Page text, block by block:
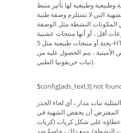
وطبيعية لها تأثير مثبط
التي لا تستلزم وصفة طبية
النشطة مثل الوصفة
أقل ، أو أنها منتجات عشبية
بحتة أو منتجات طبيعية مثل 5-HTP (وهو شكل من أشكال
الأمينية ، يتم الحصول عليه من
نبات جريفونيا الطبي).
$config[ads_text3] not
نبات مدار ، أي لحاء الجذر
المفترض أن يخفض الشهية في
إعطاؤه على شكل كريات (كريات
النشطة). ومع ذلك ، خاصةً ضد